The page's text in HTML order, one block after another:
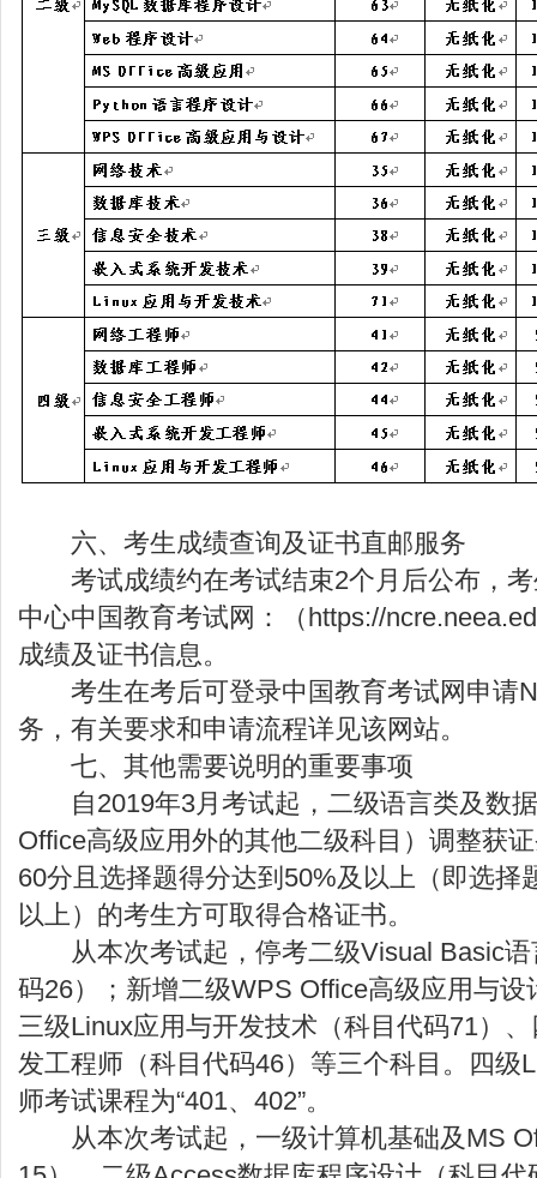
六、考生成绩查询及证书直邮服务
考试成绩约在考试结束2个月后公布，考
中心中国教育考试网：（https://
成绩及证书信息。
考生在考后可登录中国教育考试网申请
务，有关要求和申请流程详见该网站。
七、其他需要说明的重要事项
自2019年3月考试起，二级语言类及数
Office高级应用外的其他二级科目）调整获
60分且选择题得分达到50%及以上（即选择
以上）的考生方可取得合格证书。
从本次考试起，停考二级Visual Basic语
码26）；新增二级WPS Office高级应用与设
三级Linux应用与开发技术（科目代码71）
发工程师（科目代码46）等三个科目。四级
师考试课程为“401、402”。
从本次考试起，一级计算机基础及MS